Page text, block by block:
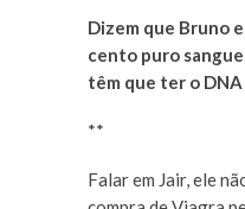
Dizem que Bruno
cento puro
têm que ter o
**
Falar em Jair, ele